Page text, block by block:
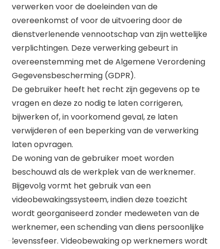
verwerken voor de doeleinden van de
overeenkomst of voor de uitvoering door de
dienstverlenende vennootschap van zijn wettelijke
verplichtingen. Deze verwerking gebeurt in
overeenstemming met de Algemene Verordening
Gegevensbescherming (GDPR).
De gebruiker heeft het recht zijn gegevens op te
vragen en deze zo nodig te laten corrigeren,
bijwerken of, in voorkomend geval, ze laten
verwijderen of een beperking van de verwerking
laten opvragen.
De woning van de gebruiker moet worden
beschouwd als de werkplek van de werknemer.
Bijgevolg vormt het gebruik van een
videobewakingssysteem, indien deze toezicht
wordt georganiseerd zonder medeweten van de
werknemer, een schending van diens persoonlijke
levenssfeer. Videobewaking op werknemers wordt